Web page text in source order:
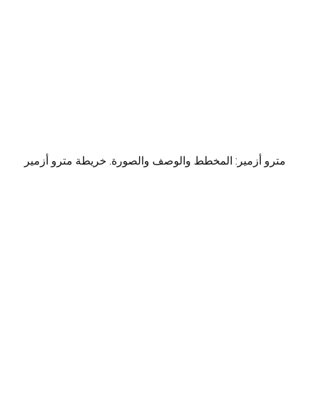
مترو أزمير: المخطط والوصف والصورة. خريطة مترو أزمير